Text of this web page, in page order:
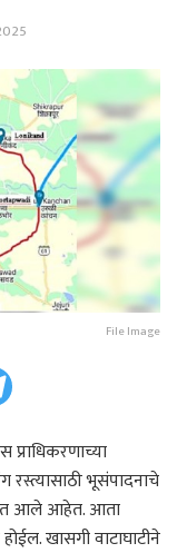
File Image
भूसंपादनाचे
आले आहेत. आता
खासगी वाटाघाटीने